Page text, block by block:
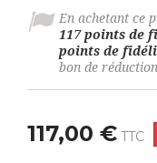
En achetant ce
117points de
points de
bon de
117,00 € TTC